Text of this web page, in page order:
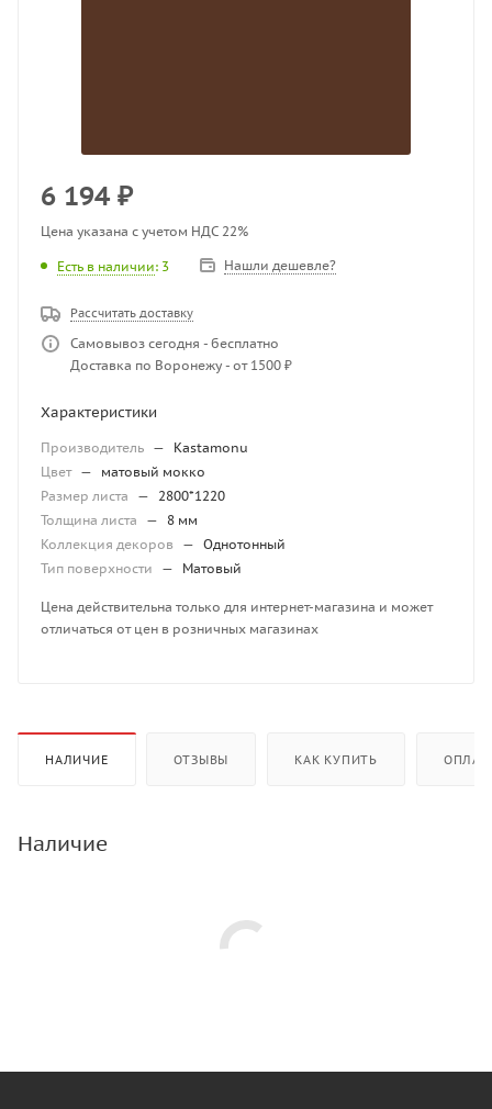
6 194 ₽
Цена указана с учетом НДС 22%
Есть в наличии: 3 Нашли дешевле?
Рассчитать доставку
Самовывоз сегодня - бесплатно
Доставка по Воронежу - от 1500 ₽
Характеристики
Производитель —
Kastamonu
Цвет —
матовый мокко
Размер листа
— 2800*1220
Толщина листа
—
8 мм
Коллекция декоров
— Однотонный
Тип поверхности
— Матовый
Цена действительна только для интернет-магазина и может
отличаться от цен в розничных магазинах
НАЛИЧИЕ ОТЗЫВЫ КАК КУПИТЬ
Наличие